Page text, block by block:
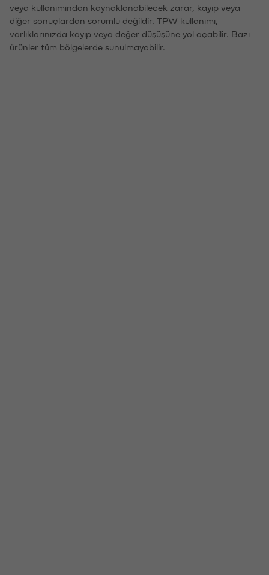
veya kullanımından kaynaklanabilecek zarar, kayıp veya
diğer sonuçlardan sorumlu değildir. TPW kullanımı,
varlıklarınızda kayıp veya değer düşüşüne yol açabilir. Bazı
ürünler tüm bölgelerde sunulmayabilir.